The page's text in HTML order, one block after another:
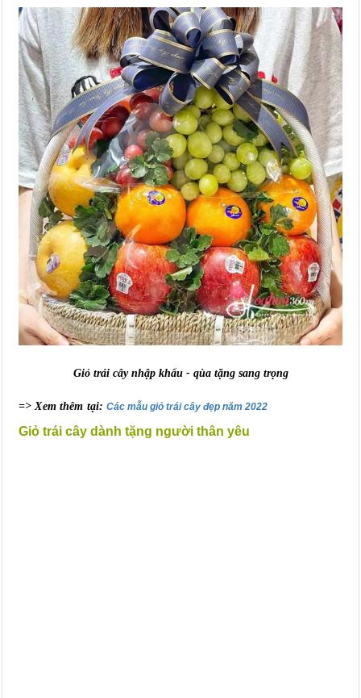
Giỏ trái cây nhập khẩu - qùa tặng sang trọng
=> Xem thêm tại:Các mẫu giỏ trái cây đẹp năm 2022
Giỏ trái cây dành tặng người thân yêu